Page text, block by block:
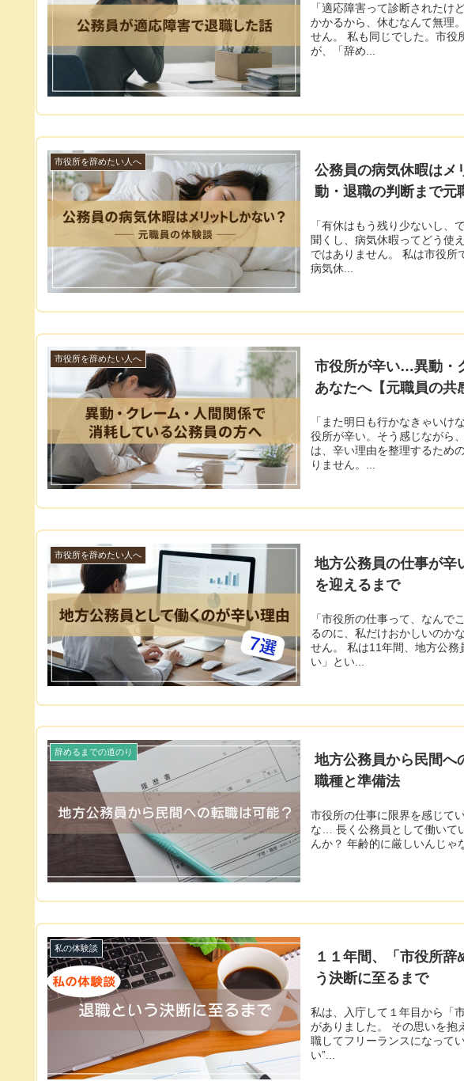
「適応障害って診断されたけ
かかるから、休むなんて無理
せん。 私も同じでした。市役
が、「辞め...
市役所を辞めたい人へ
公務員の病気休暇はメ
動・退職の判断まで元
「有休はもう残り少ないし
聞くし、病気休暇ってどう使
ではありません。 私は市役所
病気休...
市役所を辞めたい人へ
市役所が辛い…異動・
あなたへ【元職員の共
「また明日も行かなきゃい
役所が辛い。そう感じながら
は、辛い理由を整理するため
りません。...
市役所を辞めたい人へ
地方公務員の仕事が辛
を迎えるまで
「市役所の仕事って、なん
るのに、私だけおかしいのか
せん。 私は11年間、地方公
い」とい...
辞めるまでの道のり
地方公務員から民間へ
職種と準備法
市役所の仕事に限界を感じて
な… 長く公務員として働いて
んか？ 年齢的に厳しいんじゃ
私の体験談
１１年間、「市役所
う決断に至るまで
私は、入庁して１年目から「
がありました。 その思いを抱
職してフリーランスになって
い”...